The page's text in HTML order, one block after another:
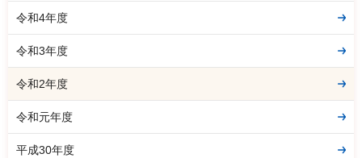
令和4年度
令和3年度
令和2年度
令和元年度
平成30年度